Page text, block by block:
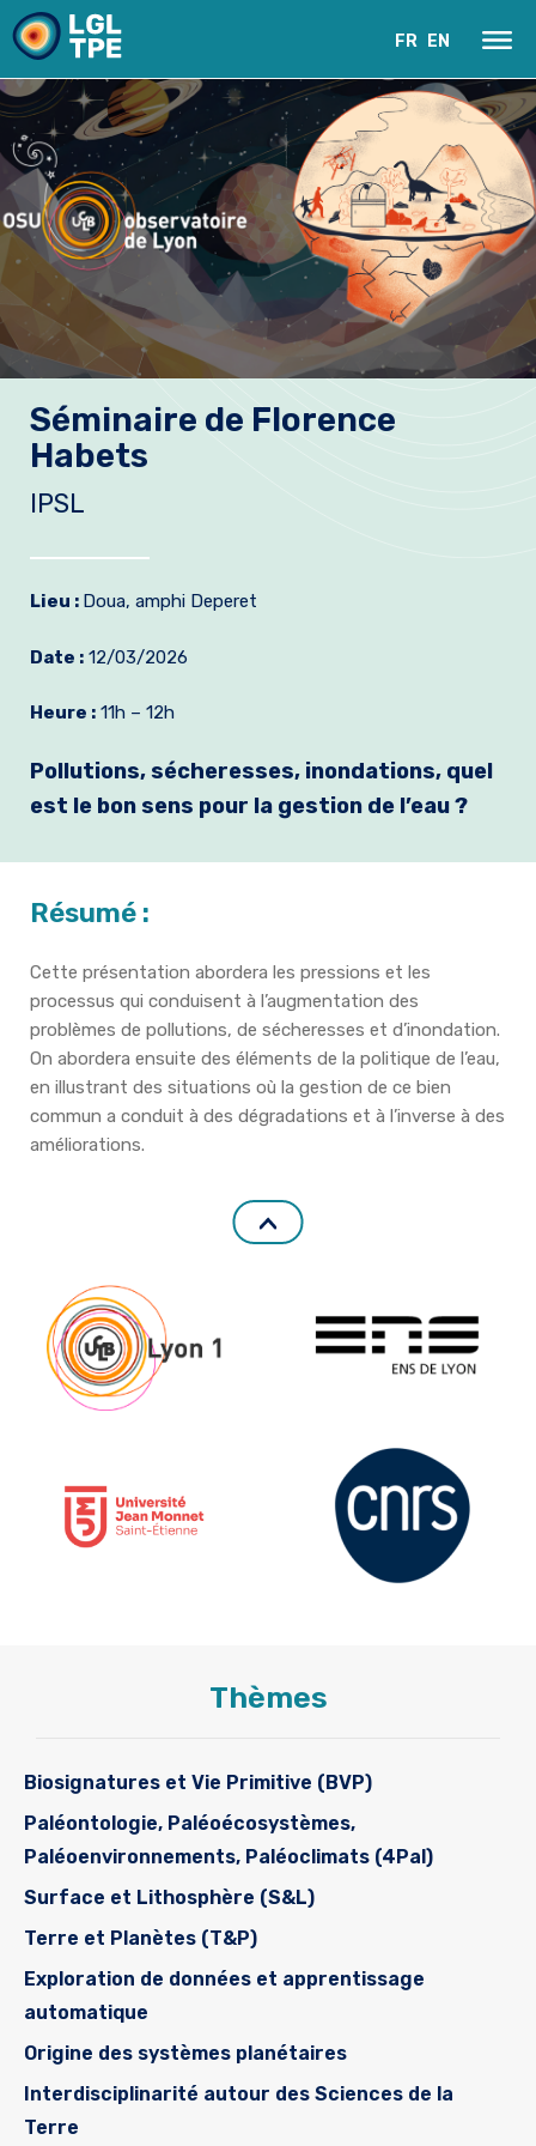
Le Laboratoire
Recherche
Instrumentation
Actualités
FR EN
Séminaire de Florence
Habets
IPSL
Lieu : Doua, amphi Deperet
Date : 12/03/2026
Heure : 11h – 12h
Pollutions, sécheresses, inondations, quel
est le bon sens pour la gestion de l’eau ?
Résumé :
Cette présentation abordera les pressions et les
processus qui conduisent à l’augmentation des
problèmes de pollutions, de sécheresses et d’inondation.
On abordera ensuite des éléments de la politique de l’eau,
en illustrant des situations où la gestion de ce bien
commun a conduit à des dégradations et à l’inverse à des
améliorations.
Thèmes
Biosignatures et Vie Primitive (BVP)
Paléontologie, Paléoécosystèmes,
Paléoenvironnements, Paléoclimats (4Pal)
Surface et Lithosphère (S&L)
Terre et Planètes (T&P)
Exploration de données et apprentissage
automatique
Origine des systèmes planétaires
Interdisciplinarité autour des Sciences de la
Terre